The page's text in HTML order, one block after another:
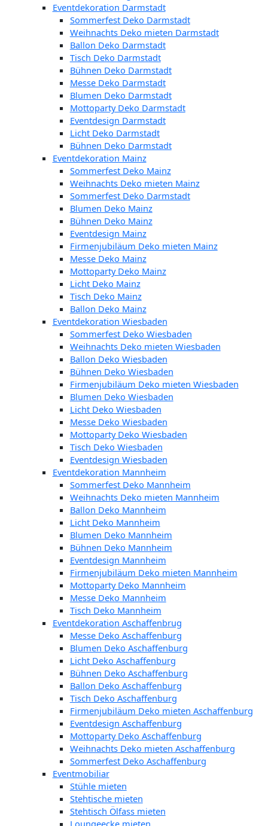
Eventdekoration Darmstadt
Sommerfest Deko Darmstadt
Weihnachts Deko mieten Darmstadt
Ballon Deko Darmstadt
Tisch Deko Darmstadt
Bühnen Deko Darmstadt
Messe Deko Darmstadt
Blumen Deko Darmstadt
Mottoparty Deko Darmstadt
Eventdesign Darmstadt
Licht Deko Darmstadt
Bühnen Deko Darmstadt
Eventdekoration Mainz
Sommerfest Deko Mainz
Weihnachts Deko mieten Mainz
Sommerfest Deko Darmstadt
Blumen Deko Mainz
Bühnen Deko Mainz
Eventdesign Mainz
Firmenjubiläum Deko mieten Mainz
Messe Deko Mainz
Mottoparty Deko Mainz
Licht Deko Mainz
Tisch Deko Mainz
Ballon Deko Mainz
Eventdekoration Wiesbaden
Sommerfest Deko Wiesbaden
Weihnachts Deko mieten Wiesbaden
Ballon Deko Wiesbaden
Bühnen Deko Wiesbaden
Firmenjubiläum Deko mieten Wiesbaden
Blumen Deko Wiesbaden
Licht Deko Wiesbaden
Messe Deko Wiesbaden
Mottoparty Deko Wiesbaden
Tisch Deko Wiesbaden
Eventdesign Wiesbaden
Eventdekoration Mannheim
Sommerfest Deko Mannheim
Weihnachts Deko mieten Mannheim
Ballon Deko Mannheim
Licht Deko Mannheim
Blumen Deko Mannheim
Bühnen Deko Mannheim
Eventdesign Mannheim
Firmenjubiläum Deko mieten Mannheim
Mottoparty Deko Mannheim
Messe Deko Mannheim
Tisch Deko Mannheim
Eventdekoration Aschaffenbrug
Messe Deko Aschaffenburg
Blumen Deko Aschaffenburg
Licht Deko Aschaffenburg
Bühnen Deko Aschaffenburg
Ballon Deko Aschaffenburg
Tisch Deko Aschaffenburg
Firmenjubiläum Deko mieten Aschaffenburg
Eventdesign Aschaffenburg
Mottoparty Deko Aschaffenburg
Weihnachts Deko mieten Aschaffenburg
Sommerfest Deko Aschaffenburg
Eventmobiliar
Stühle mieten
Stehtische mieten
Stehtisch Ölfass mieten